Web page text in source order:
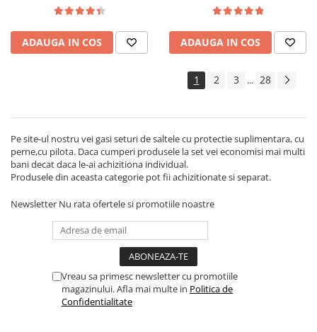
Bonell, fata vara-iarna, sistem
de aerisire cu butoni, Salt
Confort plus 2 perne
matlasate microfibra
ADAUGA IN COS
Bonell, fata vara-iarna, sistem
de aerisire cu butoni, Salt
Confort plus 2 perne
matlasate microfibra
50x70cm, lavabile la 60°C
ADAUGA IN COS
1 2 3 ... 28
Pe site-ul nostru vei gasi seturi de saltele cu protectie suplimentara, cu
perne,cu pilota. Daca cumperi produsele la set vei economisi mai multi
bani decat daca le-ai achizitiona individual.
Produsele din aceasta categorie pot fii achizitionate si separat.
Newsletter Nu rata ofertele si promotiile noastre
Vreau sa primesc newsletter cu promotiile
magazinului. Afla mai multe in Politica de
Confidentialitate